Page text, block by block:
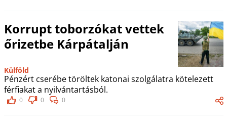
Korrupt toborzókat vettek
őrizetbe Kárpátalján
Külföld
Pénzért cserébe töröltek katonai szolgálatra kötelezett
férfiakat a nyilvántartásból.
0 0 0